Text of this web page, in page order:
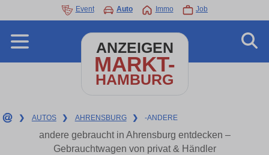
Event Auto Immo Job
ANZEIGEN
MARKT-
HAMBURG
❯ AUTOS ❯ AHRENSBURG ❯ -ANDERE
andere gebraucht in Ahrensburg entdecken –
Gebrauchtwagen von privat & Händler